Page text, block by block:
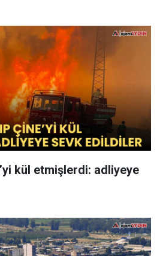
kül etmişlerdi: adliyeye